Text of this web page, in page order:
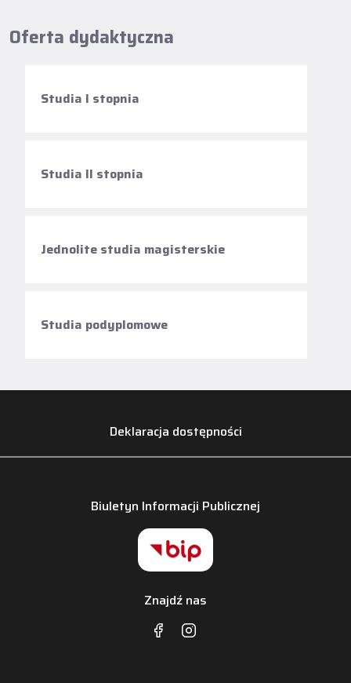
Oferta dydaktyczna
Studia I stopnia
Studia II stopnia
Jednolite studia magisterskie
Studia podyplomowe
Deklaracja dostępności
Biuletyn Informacji Publicznej
Znajdź nas